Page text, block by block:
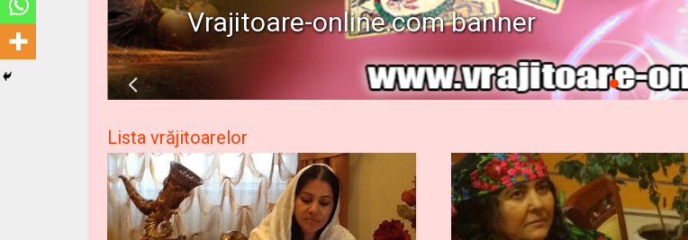
Vrajitoare-online.com banner
Lista vrăjitoarelor